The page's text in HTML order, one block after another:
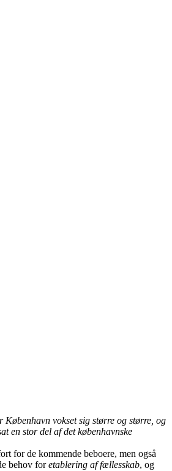
vokset sig større og større, og
en stor del af det københavnske
for de kommende beboere, men også
behov foretablering af fællesskab, og